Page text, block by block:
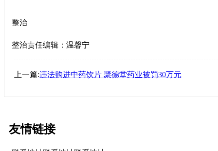
整治
整治责任编辑：温馨宁
上一篇:违法购进中药饮片 聚德堂药业被罚30万元
友情链接